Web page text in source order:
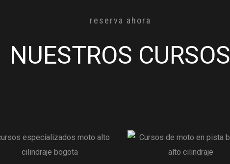
reserva ahora
NUESTROS CURSOS